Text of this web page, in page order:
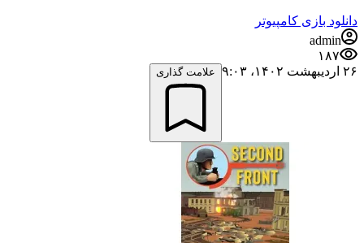
دانلود بازی کامپیوتر
admin
۱۸۷
۲۶ اردیبهشت ۱۴۰۲،‏ ۹:۰۳
علامت گذاری